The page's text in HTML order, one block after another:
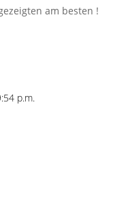
am besten !
p.m.